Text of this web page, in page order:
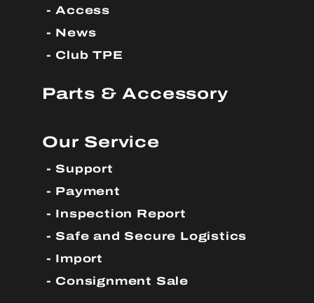
Access
News
Club TPE
Parts & Accessory
Our Service
Support
Payment
Inspection Report
Safe and Secure Logistics
Import
Consignment Sale